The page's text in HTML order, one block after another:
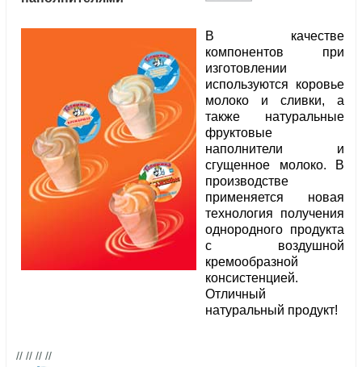
В качестве
компонентов при
изготовлении
используются коровье
молоко и сливки, а
также натуральные
фруктовые
наполнители и
сгущенное молоко. В
производстве
применяется новая
технология получения
однородного продукта
с воздушной
кремообразной
консистенцией.
Отличный
натуральный продукт!
// // // //